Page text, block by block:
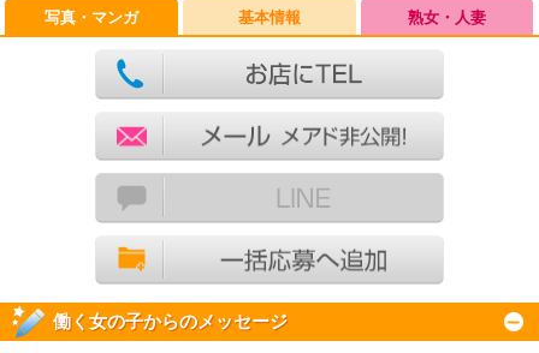
写真・マンガ 基本情報 熟女・人妻
働く女の子からのメッセージ